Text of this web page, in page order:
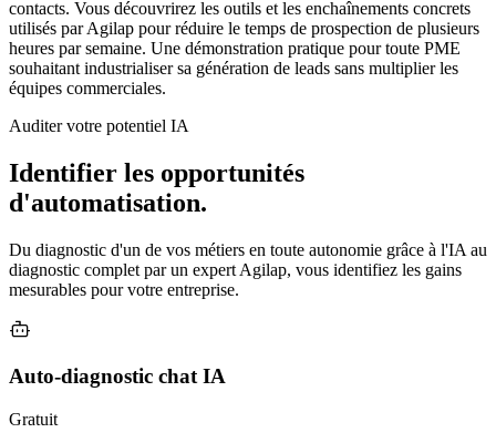
contacts. Vous découvrirez les outils et les enchaînements concrets
utilisés par Agilap pour réduire le temps de prospection de plusieurs
heures par semaine. Une démonstration pratique pour toute PME
souhaitant industrialiser sa génération de leads sans multiplier les
équipes commerciales.
Auditer votre potentiel IA
Identifier les opportunités
d'automatisation.
Du diagnostic d'un de vos métiers en toute autonomie grâce à l'IA au
diagnostic complet par un expert Agilap, vous identifiez les gains
mesurables pour votre entreprise.
Auto-diagnostic chat IA
Gratuit